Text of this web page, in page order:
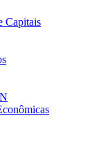
Capitais